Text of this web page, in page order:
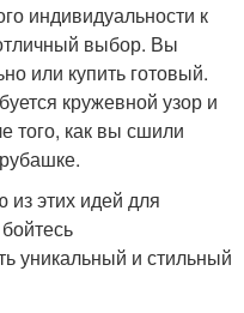
индивидуальности к
выбор. Вы
или купить готовый.
кружевной узор и
того, как вы сшили
этих идей для
уникальный и стильный